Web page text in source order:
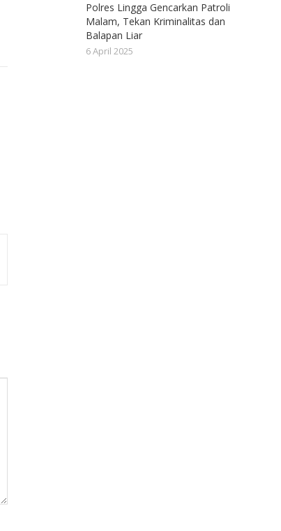
Polres Lingga Gencarkan Patroli
Malam, Tekan Kriminalitas dan
Balapan Liar
6 April 2025